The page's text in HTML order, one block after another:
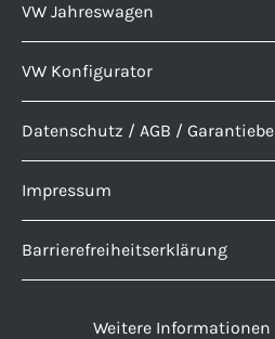
VW Jahreswagen
VW Konfigurator
Datenschutz / AGB /
Impressum
Barrierefreiheitserklärung
Weitere